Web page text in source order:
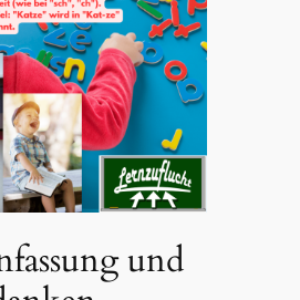
und